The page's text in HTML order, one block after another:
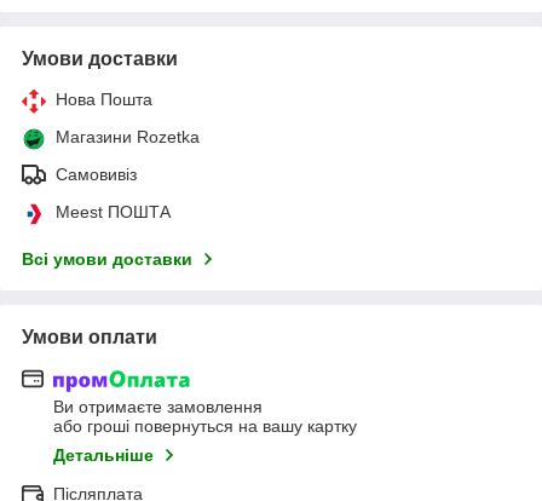
Умови доставки
Нова Пошта
Магазини Rozetka
Самовивіз
Meest ПОШТА
Всі умови доставки
Умови оплати
Ви отримаєте замовлення
або гроші повернуться на вашу картку
Детальніше
Післяплата